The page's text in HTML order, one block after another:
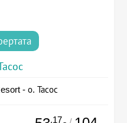
- о. Тасос
.17